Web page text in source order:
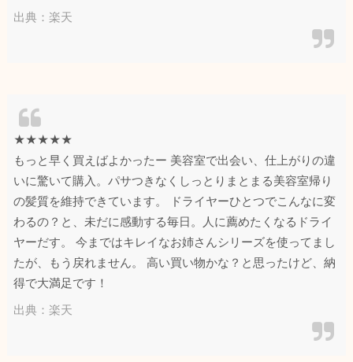
出典：楽天
★★★★★
もっと早く買えばよかったー 美容室で出会い、仕上がりの違
いに驚いて購入。パサつきなくしっとりまとまる美容室帰り
の髪質を維持できています。 ドライヤーひとつでこんなに変
わるの？と、未だに感動する毎日。人に薦めたくなるドライ
ヤーだす。 今まではキレイなお姉さんシリーズを使ってまし
たが、もう戻れません。 高い買い物かな？と思ったけど、納
得で大満足です！
出典：楽天